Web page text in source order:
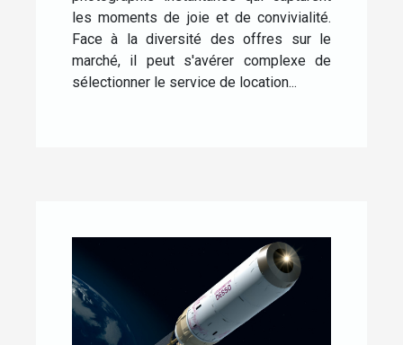
les moments de joie et de convivialité.
Face à la diversité des offres sur le
marché, il peut s'avérer complexe de
sélectionner le service de location...